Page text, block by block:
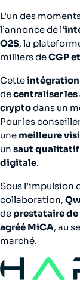
L’un des
l’annonce de l’
O2S, la
milliers deCGP
Cette
decentraliser
cryptodans un
Pour les
une meilleure
un saut qualitatif
digitale.
Sous l’impulsion
collaboration,
de prestataire
agréé MiCA, au
marché.